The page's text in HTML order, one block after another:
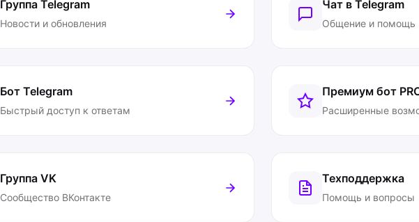
Группа Telegram
Новости и обновления
Чат в Telegram
Общение и помощь
Бот Telegram
Быстрый доступ к ответам
Премиум бот
Расширенные
Группа VK
Сообщество ВКонтакте
Техподдержка
Помощь и вопросы